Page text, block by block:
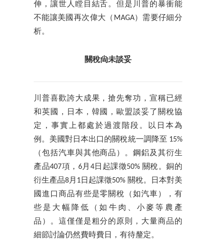
伸，讓世人瞠目結舌。但是川普的暴衝能
不能讓美國再次偉大（MAGA）需要仔細分
析。
關稅尙未談妥
川普喜歡誇大成果，搶先奪功，宣稱已經
和英國，日本，韓國，歐盟談妥了關稅協
定，事實上都處於過渡階段。以日本為
例。美國對日本出口的關稅統一調降至 15%
（包括汽車與其他商品）。鋼鋁及其衍生
產品407項，6月4日起課徵50% 關稅。銅的
衍生產品8月1日起課徵50% 關稅。日本對美
國進口商品有些是零關稅（如汽車），有
些是大幅降低（如牛肉、小麥等農產
品）。這僅僅是粗分的原則，大量商品的
細節討論仍然費時費日，有待釐定。